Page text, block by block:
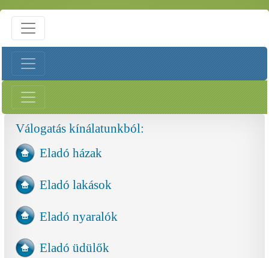
Válogatás kínálatunkból:
Eladó házak
Eladó lakások
Eladó nyaralók
Eladó üdülők